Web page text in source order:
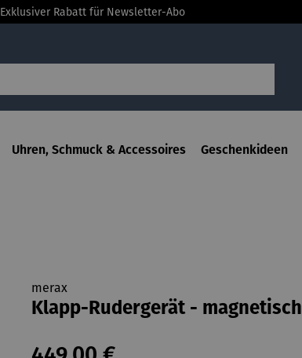
Exklusiver Rabatt für Newsletter-Abo
Uhren, Schmuck & Accessoires Geschenkideen
merax
Klapp-Rudergerät - magnetisch